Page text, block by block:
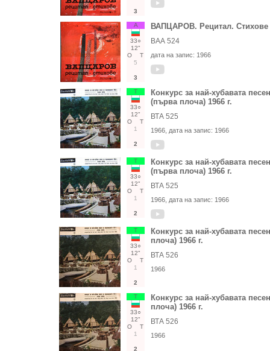
3
А
33○
12"
О
Т
5
3
ВАПЦАРОВ. Рецитал. Стихове
ВАА 524
дата на запис: 1966
Т
33○
12"
О
Т
1
2
Конкурс за най-хубавата
(първа плоча) 1966 г.
ВТА 525
1966 , дата на запис: 1966
Т
33○
12"
О
Т
1
2
Конкурс за най-хубавата
(първа плоча) 1966 г.
ВТА 525
1966 , дата на запис: 1966
Т
33○
12"
О
Т
1
2
Конкурс за най-хубавата
плоча) 1966 г.
ВТА 526
1966
Т
33○
12"
О
Т
1
2
Конкурс за най-хубавата
плоча) 1966 г.
ВТА 526
1966